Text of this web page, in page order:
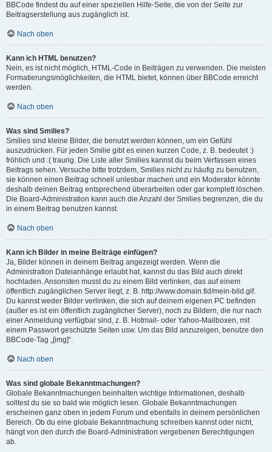
BBCode findest du auf einer speziellen Hilfe-Seite, die von der Seite zur
Beitragserstellung aus zugänglich ist.
Nach oben
Kann ich HTML benutzen?
Nein, es ist nicht möglich, HTML-Code in Beiträgen zu verwenden. Die meisten
Formatierungsmöglichkeiten, die HTML bietet, können über BBCode erreicht
werden.
Nach oben
Was sind Smilies?
Smilies sind kleine Bilder, die benutzt werden können, um ein Gefühl
auszudrücken. Für jeden Smilie gibt es einen kurzen Code, z. B. bedeutet :)
fröhlich und :( traurig. Die Liste aller Smilies kannst du beim Verfassen eines
Beitrags sehen. Versuche bitte trotzdem, Smilies nicht zu häufig zu benutzen,
sie können einen Beitrag schnell unlesbar machen und ein Moderator könnte
deshalb deinen Beitrag entsprechend überarbeiten oder gar komplett löschen.
Die Board-Administration kann auch die Anzahl der Smilies begrenzen, die du
in einem Beitrag benutzen kannst.
Nach oben
Kann ich Bilder in meine Beiträge einfügen?
Ja, Bilder können in deinem Beitrag angezeigt werden. Wenn die
Administration Dateianhänge erlaubt hat, kannst du das Bild auch direkt
hochladen. Ansonsten musst du zu einem Bild verlinken, das auf einem
öffentlich zugänglichen Server liegt, z. B. http://www.domain.tld/mein-bild.gif.
Du kannst weder Bilder verlinken, die sich auf deinem eigenen PC befinden
(außer es ist ein öffentlich zugänglicher Server), noch zu Bildern, die nur nach
einer Anmeldung verfügbar sind, z. B. Hotmail- oder Yahoo-Mailboxen, mit
einem Passwort geschützte Seiten usw. Um das Bild anzuzeigen, benutze den
BBCode-Tag „[img]“.
Nach oben
Was sind globale Bekanntmachungen?
Globale Bekanntmachungen beinhalten wichtige Informationen, deshalb
solltest du sie so bald wie möglich lesen. Globale Bekanntmachungen
erscheinen ganz oben in jedem Forum und ebenfalls in deinem persönlichen
Bereich. Ob du eine globale Bekanntmachung schreiben kannst oder nicht,
hängt von den durch die Board-Administration vergebenen Berechtigungen
ab.